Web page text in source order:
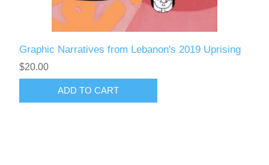
Graphic Narratives from Lebanon's 2019 Uprising
$20.00
ADD TO CART